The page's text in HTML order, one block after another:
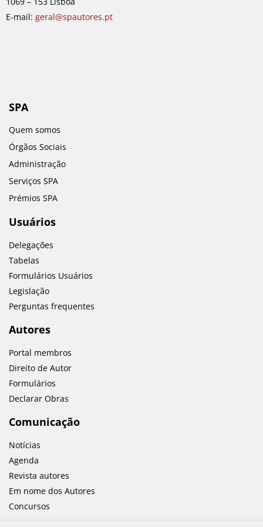
m
E-mail: geral@spautores.pt
SPA
Quem somos
Órgãos Sociais
Administração
Serviços SPA
Prémios SPA
Usuários
Delegações
Tabelas
Formulários Usuários
Legislação
Perguntas frequentes
Autores
Portal membros
Direito de Autor
Formulários
Declarar Obras
Comunicação
Notícias
Agenda
Revista autores
Em nome dos Autores
Concursos